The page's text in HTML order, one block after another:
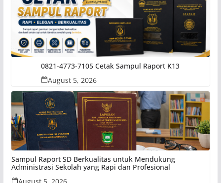
0821-4773-7105 Cetak Sampul Raport K13
August 5, 2026
Sampul Raport SD Berkualitas untuk Mendukung
Administrasi Sekolah yang Rapi dan Profesional